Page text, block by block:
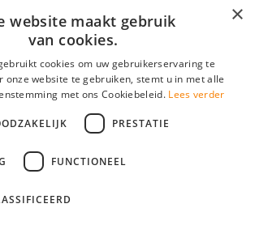
Android App
×
website maakt gebruik
van cookies.
cookies om uw gebruikerservaring te
onze website te gebruiken, stemt u in met alle
met ons Cookiebeleid. Lees verder
PRESTATIE
FUNCTIONEEL